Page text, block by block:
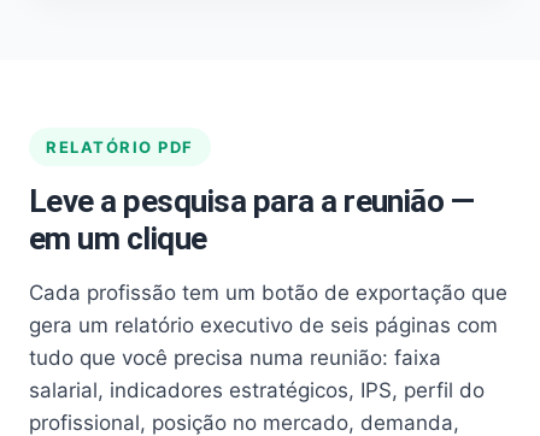
RELATÓRIO PDF
Leve a pesquisa para a reunião —
em um clique
Cada profissão tem um botão de exportação que
gera um relatório executivo de seis páginas com
tudo que você precisa numa reunião: faixa
salarial, indicadores estratégicos, IPS, perfil do
profissional, posição no mercado, demanda,